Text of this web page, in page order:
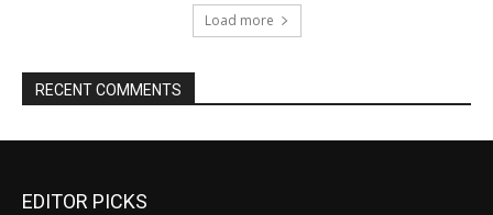
Load more
RECENT COMMENTS
EDITOR PICKS